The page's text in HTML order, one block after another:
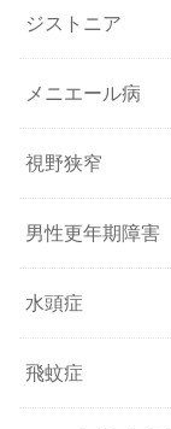
ジストニア
メニエール病
視野狭窄
男性更年期障害
水頭症
飛蚊症